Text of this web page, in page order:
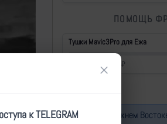
ПОМОЩЬ
Тушки Mavic3Pro для Ежа
430 000 ₽
Война на Ближнем
×
к TELEGRAM